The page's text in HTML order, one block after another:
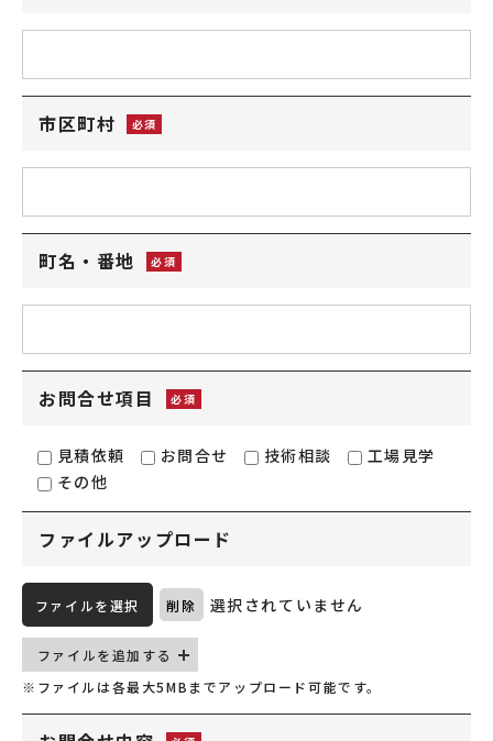
市区町村
町名・番地
お問合せ項目
見積依頼 お問合せ 技術相談
工場見学
その他
ファイルアップロード
ファイルを選択 削除 選択されていません
ファイルを追加する
※ファイルは各最大5MBまでアップロード可能です。